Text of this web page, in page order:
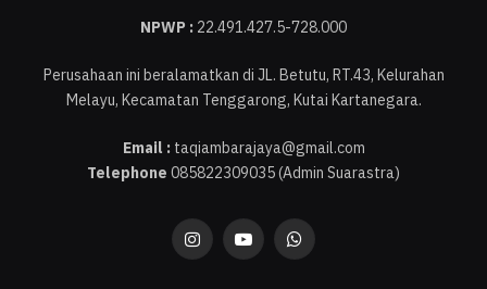
NPWP : 22.491.427.5-728.000
Perusahaan ini beralamatkan di JL. Betutu, RT.43, Kelurahan
Melayu, Kecamatan Tenggarong, Kutai Kartanegara.
Email :taqiambarajaya@gmail.com
Telephone 085822309035 (Admin Suarastra)
InstagramYouTubeWhatsApp